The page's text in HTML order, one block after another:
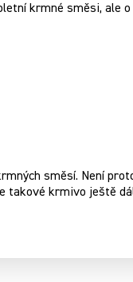
krmné směsi, ale o
směsí. Není
takové krmivo ještě